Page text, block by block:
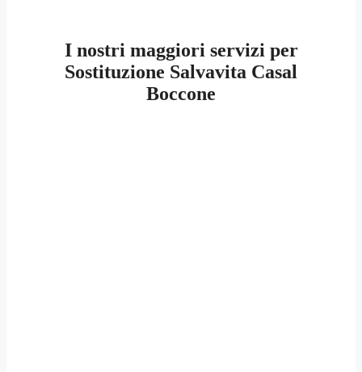
I nostri maggiori servizi per
Sostituzione Salvavita Casal
Boccone